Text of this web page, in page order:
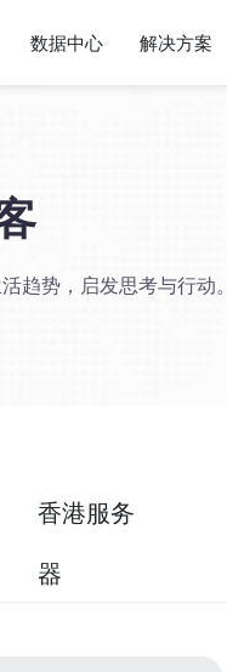
数据中心 解决方案
趋势，启发思考与行动。
香港服务
器